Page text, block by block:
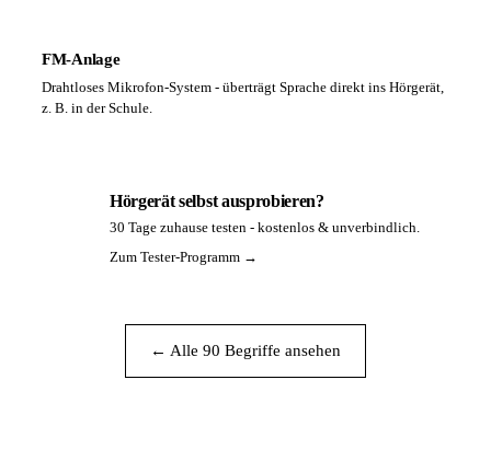
FM-Anlage
Drahtloses Mikrofon-System - überträgt Sprache direkt ins Hörgerät,
z. B. in der Schule.
Hörgerät selbst ausprobieren?
30 Tage zuhause testen - kostenlos & unverbindlich.
Zum Tester-Programm →
← Alle 90 Begriffe ansehen